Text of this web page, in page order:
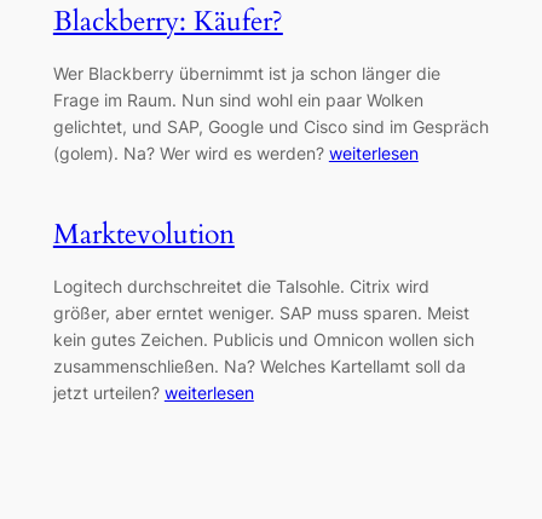
Blackberry: Käufer?
Wer Blackberry übernimmt ist ja schon länger die
Frage im Raum. Nun sind wohl ein paar Wolken
gelichtet, und SAP, Google und Cisco sind im Gespräch
(golem). Na? Wer wird es werden? weiterlesen
Marktevolution
Logitech durchschreitet die Talsohle. Citrix wird
größer, aber erntet weniger. SAP muss sparen. Meist
kein gutes Zeichen. Publicis und Omnicon wollen sich
zusammenschließen. Na? Welches Kartellamt soll da
jetzt urteilen? weiterlesen